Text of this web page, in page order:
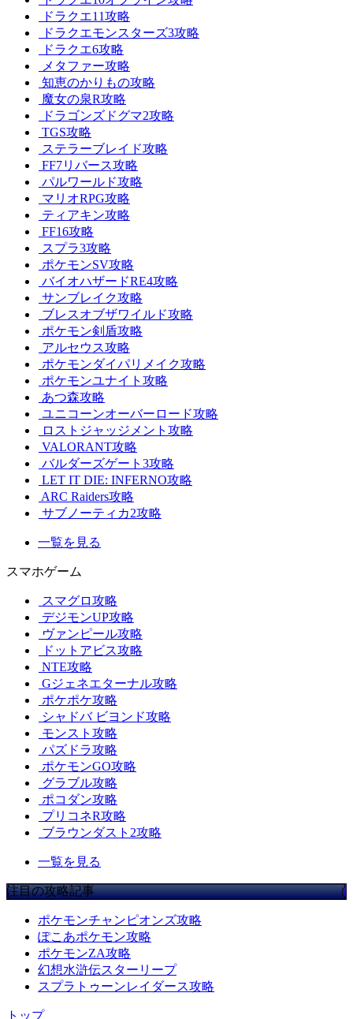
ドラクエ11攻略
ドラクエモンスターズ3攻略
ドラクエ6攻略
メタファー攻略
知恵のかりもの攻略
魔女の泉R攻略
ドラゴンズドグマ2攻略
TGS攻略
ステラーブレイド攻略
FF7リバース攻略
パルワールド攻略
マリオRPG攻略
ティアキン攻略
FF16攻略
スプラ3攻略
ポケモンSV攻略
バイオハザードRE4攻略
サンブレイク攻略
ブレスオブザワイルド攻略
ポケモン剣盾攻略
アルセウス攻略
ポケモンダイパリメイク攻略
ポケモンユナイト攻略
あつ森攻略
ユニコーンオーバーロード攻略
ロストジャッジメント攻略
VALORANT攻略
バルダーズゲート3攻略
LET IT DIE: INFERNO攻略
ARC Raiders攻略
サブノーティカ2攻略
一覧を見る
スマホゲーム
スマグロ攻略
デジモンUP攻略
ヴァンピール攻略
ドットアビス攻略
NTE攻略
Gジェネエターナル攻略
ポケポケ攻略
シャドバ ビヨンド攻略
モンスト攻略
パズドラ攻略
ポケモンGO攻略
グラブル攻略
ポコダン攻略
プリコネR攻略
ブラウンダスト2攻略
一覧を見る
注目の攻略記事
ポケモンチャンピオンズ攻略
ぽこあポケモン攻略
ポケモンZA攻略
幻想水滸伝スターリープ
スプラトゥーンレイダース攻略
トップ